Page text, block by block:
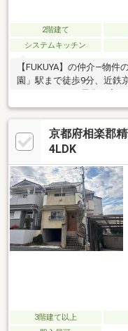
2階建て
システムキッチン
【FUKUYA】の仲介―物
園」駅まで徒歩9分、近鉄
■6LDKのオール電化住宅
ヒーターを採用した広々
ーゼットやシューズクロ
をすっきりとお使いいた
やシャワールームなどを
便利な立地です！
京都府相楽郡
4LDK
3階建て以上